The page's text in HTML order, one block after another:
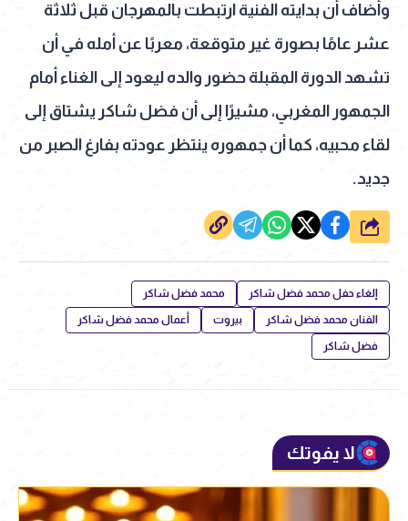
وأضاف أن بدايته الفنية ارتبطت بالمهرجان قبل ثلاثة
عشر عامًا بصورة غير متوقعة، معربًا عن أمله في أن
تشهد الدورة المقبلة حضور والده ليعود إلى الغناء أمام
الجمهور المغربي، مشيرًا إلى أن فضل شاكر يشتاق إلى
لقاء محبيه، كما أن جمهوره ينتظر عودته بفارغ الصبر من
جديد.
شارك
إلغاء حفل محمد فضل شاكر محمد فضل شاكر
الفنان محمد فضل شاكر بيروت أعمال محمد فضل شاكر
فضل شاكر
لا يفوتك